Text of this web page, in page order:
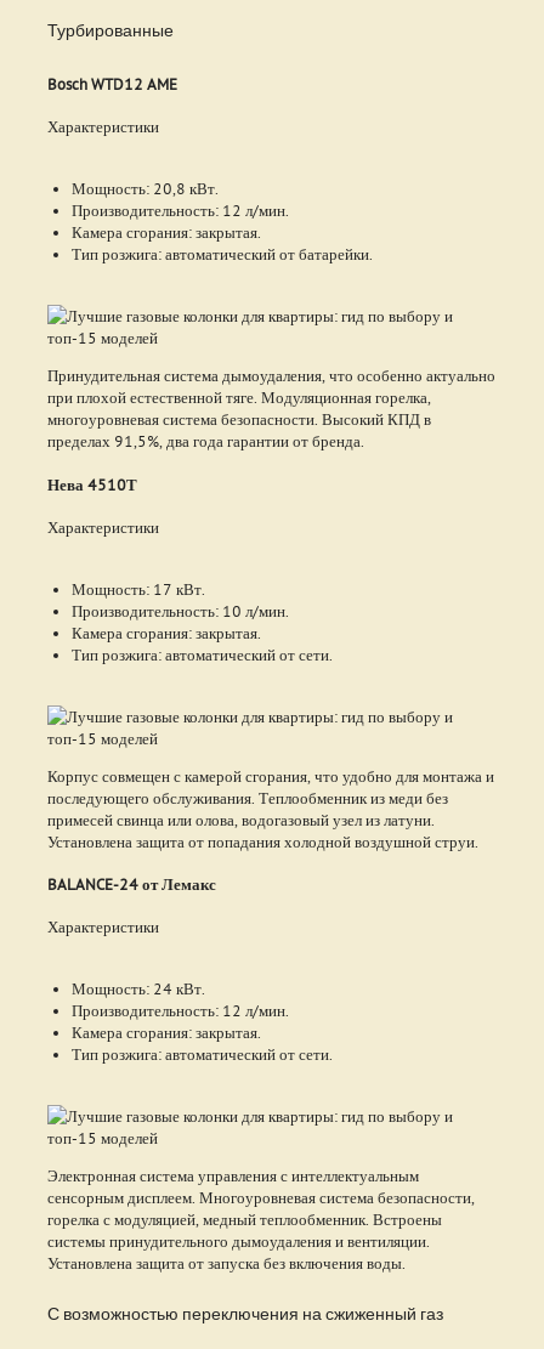
Турбированные
Bosch WTD12 AME
Характеристики
Мощность: 20,8 кВт.
Производительность: 12 л/мин.
Камера сгорания: закрытая.
Тип розжига: автоматический от батарейки.
Принудительная система дымоудаления, что особенно актуально
при плохой естественной тяге. Модуляционная горелка,
многоуровневая система безопасности. Высокий КПД в
пределах 91,5%, два года гарантии от бренда.
Нева 4510Т
Характеристики
Мощность: 17 кВт.
Производительность: 10 л/мин.
Камера сгорания: закрытая.
Тип розжига: автоматический от сети.
Корпус совмещен с камерой сгорания, что удобно для монтажа и
последующего обслуживания. Теплообменник из меди без
примесей свинца или олова, водогазовый узел из латуни.
Установлена защита от попадания холодной воздушной струи.
BALANCE-24 от Лемакс
Характеристики
Мощность: 24 кВт.
Производительность: 12 л/мин.
Камера сгорания: закрытая.
Тип розжига: автоматический от сети.
Электронная система управления с интеллектуальным
сенсорным дисплеем. Многоуровневая система безопасности,
горелка с модуляцией, медный теплообменник. Встроены
системы принудительного дымоудаления и вентиляции.
Установлена защита от запуска без включения воды.
С возможностью переключения на сжиженный газ